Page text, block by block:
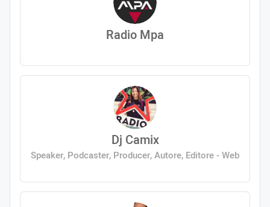
Radio Mpa
Dj Camix
Speaker, Podcaster, Producer, Autore, Editore - Web